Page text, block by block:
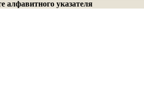
алфавитного указателя